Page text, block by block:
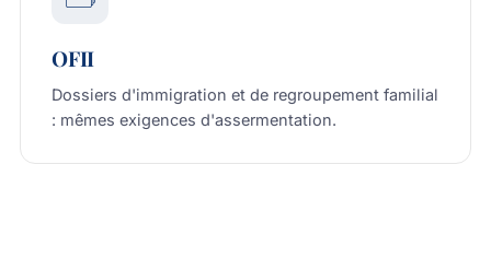
OFII
Dossiers d'immigration et de regroupement familial
: mêmes exigences d'assermentation.